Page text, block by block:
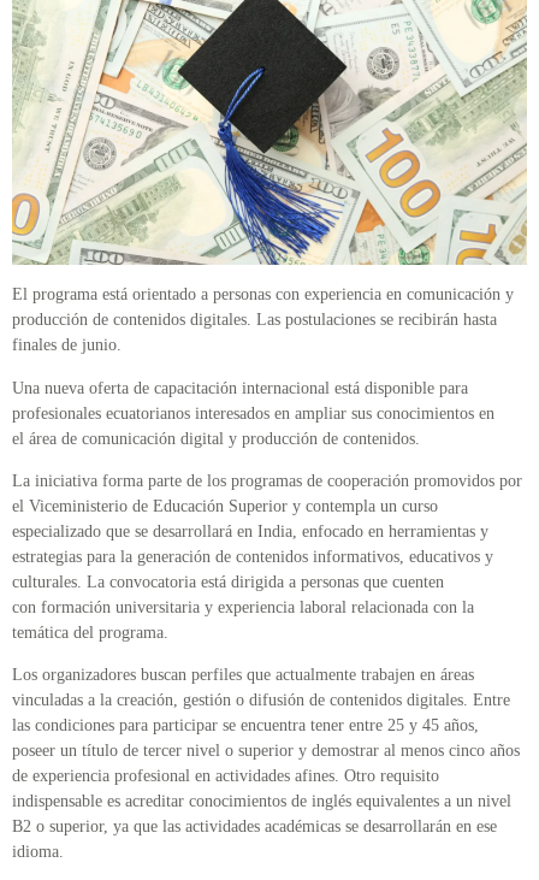
El programa está orientado a personas con experiencia en comunicación y
producción de contenidos digitales. Las postulaciones se recibirán hasta
finales de junio.
Una nueva oferta de capacitación internacional está disponible para
profesionales ecuatorianos interesados en ampliar sus conocimientos en
el área de comunicación digital y producción de contenidos.
La iniciativa forma parte de los programas de cooperación promovidos por
el Viceministerio de Educación Superior y contempla un curso
especializado que se desarrollará en India, enfocado en herramientas y
estrategias para la generación de contenidos informativos, educativos y
culturales. La convocatoria está dirigida a personas que cuenten
con formación universitaria y experiencia laboral relacionada con la
temática del programa.
Los organizadores buscan perfiles que actualmente trabajen en áreas
vinculadas a la creación, gestión o difusión de contenidos digitales. Entre
las condiciones para participar se encuentra tener entre 25 y 45 años,
poseer un título de tercer nivel o superior y demostrar al menos cinco años
de experiencia profesional en actividades afines. Otro requisito
indispensable es acreditar conocimientos de inglés equivalentes a un nivel
B2 o superior, ya que las actividades académicas se desarrollarán en ese
idioma.